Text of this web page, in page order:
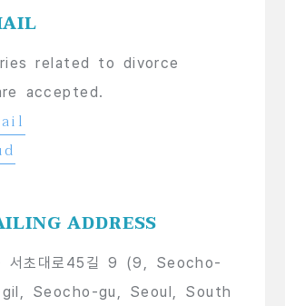
related to divorce
accepted.
ADDRESS
서초대로45길 9 (9, Seocho-
Seocho-gu, Seoul, South